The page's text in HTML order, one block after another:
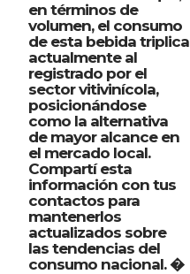
en términos de
volumen, el consumo
de esta bebida triplica
actualmente al
registrado por el
sector vitivinícola,
posicionándose
como la alternativa
de mayor alcance en
el mercado local.
Compartí esta
información con tus
contactos para
mantenerlos
actualizados sobre
las tendencias del
consumo nacional. �